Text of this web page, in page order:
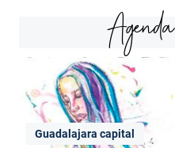
Guadalajara capital